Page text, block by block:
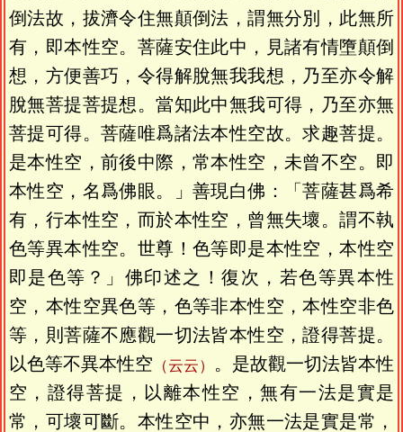
倒法故，拔濟令住無顛倒法，謂無分別，此無所
有，即本性空。菩薩安住此中，見諸有情墮顛倒
想，方便善巧，令得解脫無我我想，乃至亦令解
脫無菩提菩提想。當知此中無我可得，乃至亦無
菩提可得。菩薩唯爲諸法本性空故。求趣菩提。
是本性空，前後中際，常本性空，未曾不空。即
本性空，名爲佛眼。」善現白佛：「菩薩甚爲希
有，行本性空，而於本性空，曾無失壞。謂不執
色等異本性空。世尊！色等即是本性空，本性空
即是色等？」佛印述之！復次，若色等異本性
空，本性空異色等，色等非本性空，本性空非色
等，則菩薩不應觀一切法皆本性空，證得菩提。
以色等不異本性空 （云云）
。是故觀一切法皆本性
空，證得菩提，以離本性空，無有一法是實是
常，可壞可斷。本性空中，亦無一法是實是常，